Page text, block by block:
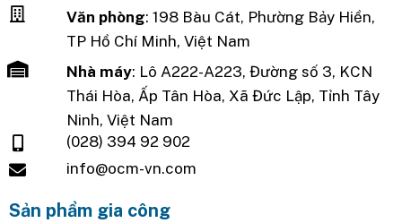
Văn phòng: 198 Bàu Cát, Phường Bảy Hiền,
TP Hồ Chí Minh, Việt Nam
Nhà máy: Lô A222-A223, Đường số 3, KCN
Thái Hòa, Ấp Tân Hòa, Xã Đức Lập, Tỉnh Tây
Ninh, Việt Nam
(028) 394 92 902
info@ocm-vn.com
Sản phẩm gia công